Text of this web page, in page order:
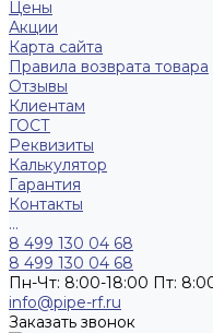
Цены
Акции
Карта сайта
Правила возврата товара
Отзывы
Клиентам
ГОСТ
Реквизиты
Калькулятор
Гарантия
Контакты
...
8 499 130 04 68
8 499 130 04 68
Пн-Чт: 8:00-18:00 Пт:
info@pipe-rf.ru
Заказать звонок